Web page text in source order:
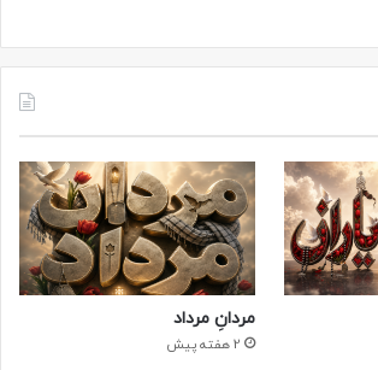
مردانِ مرداد
2 هفته پیش